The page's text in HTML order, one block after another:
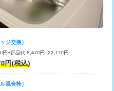
戻し作
11,000円
）使
）使
作業）
掃・修
作業）
22,000円
掃・修
作業）
33,000円
ジ交換）
円+部品代 8,470円=22,770円
円(税込)
混合栓）